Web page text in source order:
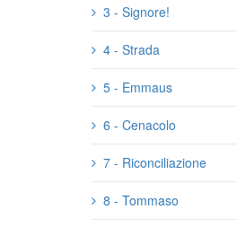
3 - Signore!
4 - Strada
5 - Emmaus
6 - Cenacolo
7 - Riconciliazione
8 - Tommaso